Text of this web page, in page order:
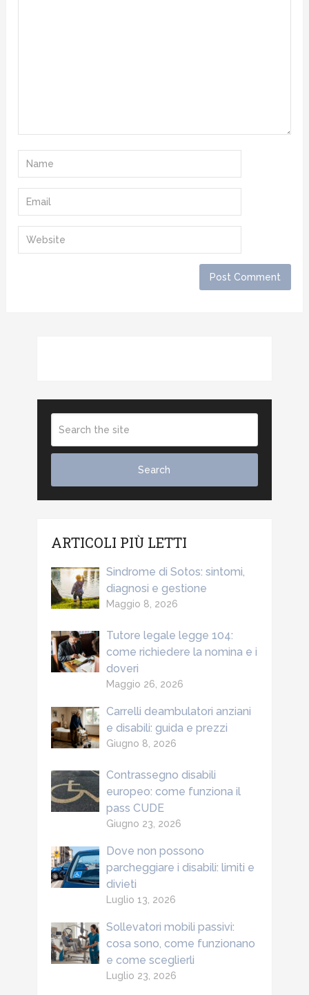
ARTICOLI PIÙ LETTI
Sindrome di Sotos: sintomi,
diagnosi e gestione
Maggio 8, 2026
Tutore legale legge 104:
come richiedere la nomina e i
doveri
Maggio 26, 2026
Carrelli deambulatori anziani
e disabili: guida e prezzi
Giugno 8, 2026
Contrassegno disabili
europeo: come funziona il
pass CUDE
Giugno 23, 2026
Dove non possono
parcheggiare i disabili: limiti e
divieti
Luglio 13, 2026
Sollevatori mobili passivi:
cosa sono, come funzionano
e come sceglierli
Luglio 23, 2026